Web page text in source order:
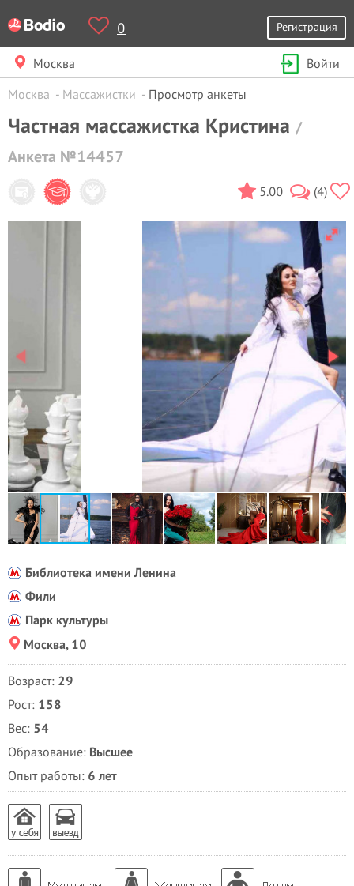
0 Регистрация
Москва
Войти
Москва
Массажистки Просмотр анкеты
Частная массажистка Кристина /
Анкета №14457
5.00 (4)
Библиотека имени Ленина
Фили
Парк культуры
Москва, 10
Возраст: 29
Рост: 158
Вес: 54
Образование: Высшее
Опыт работы: 6 лет